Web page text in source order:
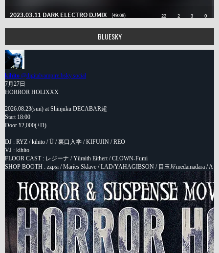
BLUESKY